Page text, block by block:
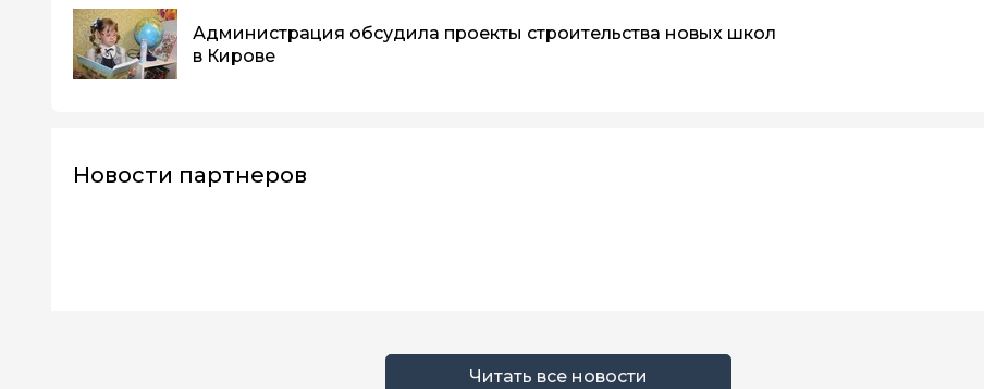
Администрация обсудила проекты строительства новых школ
в Кирове
Новости партнеров
Читать все новости